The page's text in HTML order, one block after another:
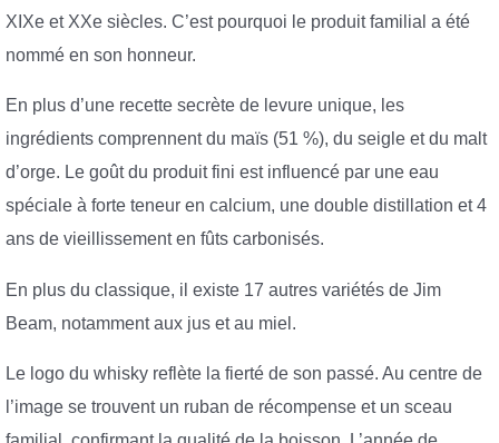
XIXe et XXe siècles. C’est pourquoi le produit familial a été
nommé en son honneur.
En plus d’une recette secrète de levure unique, les
ingrédients comprennent du maïs (51 %), du seigle et du malt
d’orge. Le goût du produit fini est influencé par une eau
spéciale à forte teneur en calcium, une double distillation et 4
ans de vieillissement en fûts carbonisés.
En plus du classique, il existe 17 autres variétés de Jim
Beam, notammentaux jus et au miel.
Le logo du whisky reflète la fierté de son passé. Au centre de
l’image se trouvent un ruban de récompense et un sceau